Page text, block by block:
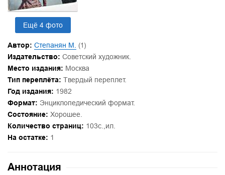
Ещё 4 фото
Автор: Степанян М. (1)
Издательство: Советский художник.
Место издания: Москва
Тип переплёта: Твердый переплет.
Год издания: 1982
Формат: Энциклопедический формат.
Состояние: Хорошее.
Количество страниц: 103с.,ил.
На остатке: 1
Аннотация